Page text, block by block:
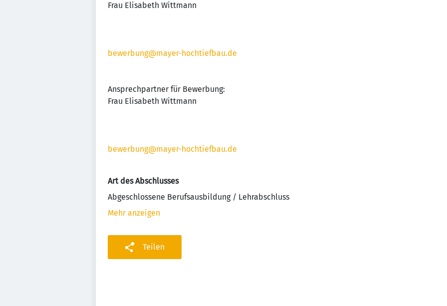
Frau Elisabeth Wittmann
bewerbung@mayer-hochtiefbau.de
Ansprechpartner für Bewerbung:
Frau Elisabeth Wittmann
bewerbung@mayer-hochtiefbau.de
Art des Abschlusses
Abgeschlossene Berufsausbildung / Lehrabschluss
Mehr anzeigen
Teilen